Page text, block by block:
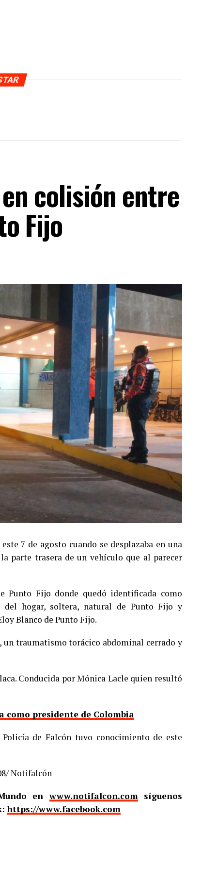
colisión entre
Fijo
7 de agosto cuando se desplazaba en una
parte trasera de un vehículo que al parecer
Punto Fijo donde quedó identificada como
hogar, soltera, natural de Punto Fijo y
Blanco de Punto Fijo.
traumatismo torácico abdominal cerrado y
Conducida por Mónica Lacle quien resultó
como presidente de Colombia
de Falcón tuvo conocimiento de este
Notifalcón
enwww.notifalcon.comsíguenos
https://www.facebook.com